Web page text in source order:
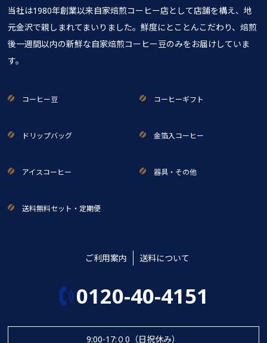
当社は1980年創業以来自家焙煎コーヒー店として店舗を構え、地
元金沢で親しまれてまいりました。鮮度にとことんこだわり、焙煎
後一週間以内の新鮮な自家焙煎コーヒー豆のみをお届けしていま
す。
コーヒー豆 コーヒーギフト
ドリップバッグ 金箔入コーヒー
アイスコーヒー 器具・その他
送料無料セット・定期便
ご利用案内 送料について
0120-40-4151
9:00-17:０0（日祝休み）